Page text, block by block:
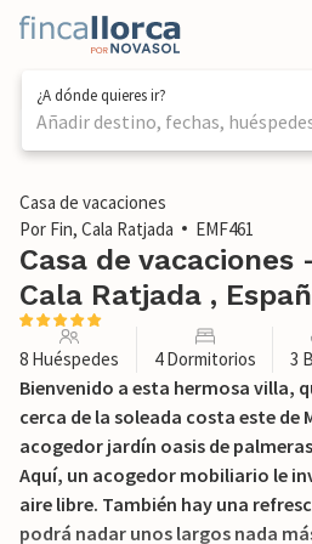
¿A dónde quieres ir?
Añadir destino, fechas,
1 / 42
Casa de vacaciones
Por Fin, Cala Ratjada
EMF461
Casa de vacaciones
Cala Ratjada ,
8 Huéspedes 4 Dormitorios 3
Bienvenido a esta hermosa villa,
cerca de la soleada costa este de
acogedor jardín oasis de
Aquí, un acogedor mobiliario le
aire libre. También hay una
podrá nadar unos largos nada